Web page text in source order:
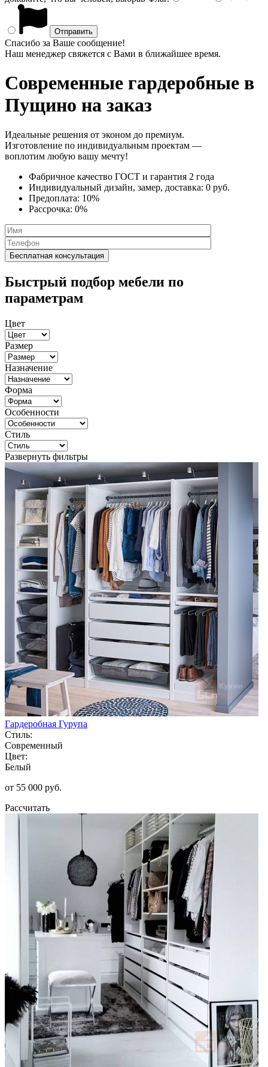
Спасибо за Ваше сообщение!
Наш менеджер свяжется с Вами в ближайшее время.
Современные гардеробные в
Пущино на заказ
Идеальные решения от эконом до премиум.
Изготовление по индивидуальным проектам —
воплотим любую вашу мечту!
Фабричное качество ГОСТ и гарантия 2 года
Индивидуальный дизайн, замер, доставка: 0 руб.
Предоплата: 10%
Рассрочка: 0%
Быстрый подбор мебели по
параметрам
Цвет
Размер
Назначение
Форма
Особенности
Стиль
Развернуть фильтры
Гардеробная Гурупа
Стиль:
Современный
Цвет:
Белый
от 55 000 руб.
Рассчитать